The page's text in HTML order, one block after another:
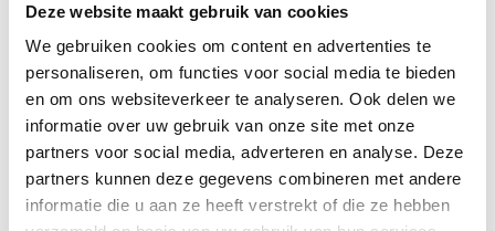
Deze website maakt gebruik van cookies
We gebruiken cookies om content en advertenties te
personaliseren, om functies voor social media te bieden
en om ons websiteverkeer te analyseren. Ook delen we
informatie over uw gebruik van onze site met onze
partners voor social media, adverteren en analyse. Deze
partners kunnen deze gegevens combineren met andere
informatie die u aan ze heeft verstrekt of die ze hebben
Deze lussen zijn maximum 7 km lang. Je treft een
speeltuin, horeca of andere bezienswaardigheden
waar kinderen zich kunnen uitleven.